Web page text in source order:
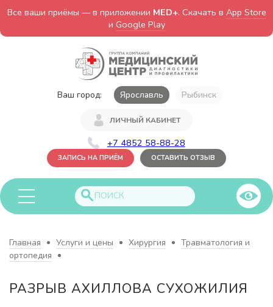
Все ваши приёмы — в приложении MED+. Скачать в App Store
и Google Play
Ваш город: Ярославль Рыбинск
ЛИЧНЫЙ КАБИНЕТ
+7 4852 58-88-28
ЗАПИСЬ НА ПРИЁМ ОСТАВИТЬ ОТЗЫВ
Главная Услуги и цены Хирургия
Травматология и
ортопедия
РАЗРЫВ АХИЛЛОВА СУХОЖИЛИЯ